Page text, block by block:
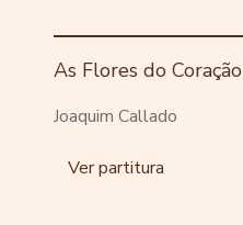
As Flores do Coração
Joaquim Callado
Ver partitura